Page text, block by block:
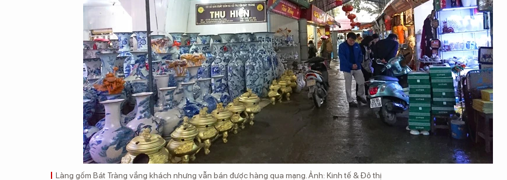
Làng gốm Bát Tràng vắng khách nhưng vẫn bán được hàng qua mạng. Ảnh: Kinh tế & Đô thị